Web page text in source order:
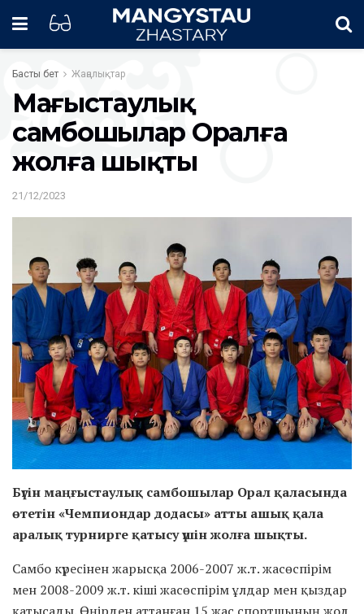
Басты бет Жаңалықтар
Маңғыстаулық
самбошылар Оралға
жолға шықты
21/12/2023
Бүгін маңғыстаулық самбошылар Орал қаласында
өтетін «Чемпиондар додасы» атты ашық қала
аралық турнирге қатысу үшін жолға шықты.
Самбо күресінен жарысқа 2006-2007 ж.т. жасөспірім
мен 2008-2009 ж.т. кіші жасөспірім ұлдар мен қыздар